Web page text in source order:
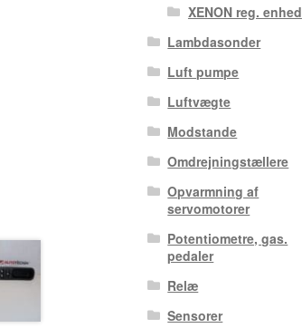
XENON reg. enhed
Lambdasonder
Luft pumpe
Luftvægte
Modstande
Omdrejningstællere
Opvarmning af
servomotorer
Potentiometre, gas.
pedaler
Relæ
Sensorer